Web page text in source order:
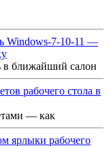
Windows-7-10-11 —
в ближайший салон
рабочего стола в
— как
ярлыки рабочего